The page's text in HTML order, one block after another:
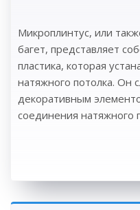
Микроплинтус, или
багет, представляет
пластика, которая
натяжного потолка. Он
декоративным
соединения натяжного